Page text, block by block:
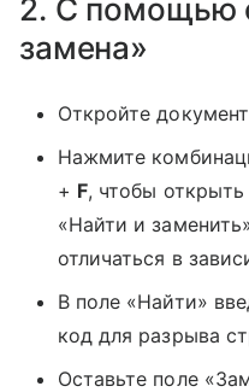
2. С помощью
замена»
Откройте
Нажмите
+ F, чтобы
«Найти и
отличаться в
В поле «Найти»
код для разрыва
Оставьте поле